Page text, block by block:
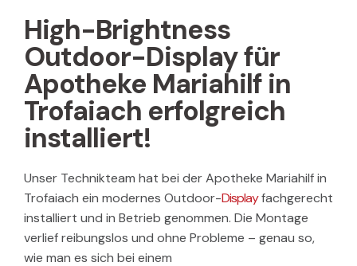
High-Brightness
Outdoor-Display für
Apotheke Mariahilf in
Trofaiach erfolgreich
installiert!
Unser Technikteam hat bei der Apotheke Mariahilf in
Trofaiach ein modernes Outdoor-Displayfachgerecht
installiert und in Betrieb genommen. Die Montage
verlief reibungslos und ohne Probleme – genau so,
wie man es sich bei einem